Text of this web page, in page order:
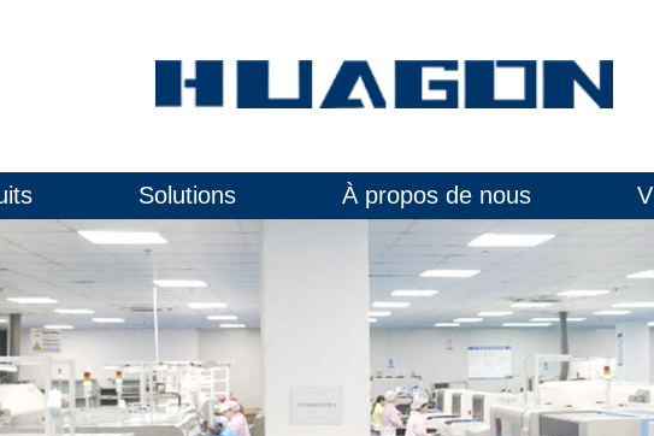
Solutions À propos de nous